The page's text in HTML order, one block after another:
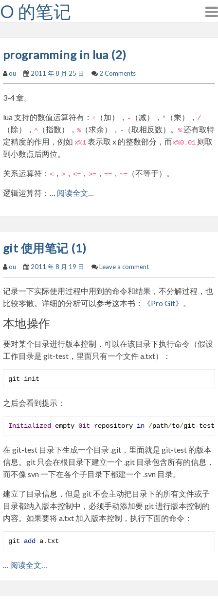
Skip
to
O 的笔记
programming in lua (2)
ou 2011 年 8 月 25 日 2 Comments
3-4 章。
lua 支持的数值运算符有： + （加）， - （减）， * （乘）， /
（除）， ^ （指数）， %（求余）， - （取相反数）。 %还有取特
定精度的作用，例如 x%1表示取 x 的整数部分，而x%0.01 则取
到小数点后两位。
关系运算符： < ， > ， <= ， >= ， == ， ~= （不等于）。
逻辑运算符：… 阅读全文…
git 使用笔记 (1)
ou 2011 年 8 月 19 日 Leave a comment
记录一下实际使用过程中用到的命令和结果，不分解过程，也
比较零散。详细的分析可以参考这本书：
《Pro Git》 。
本地操作
要对某个目录进行版本控制，可以在该目录下执行命令（假设
工作目录是 git-test，里面只有一个文件 a.txt）：
git init
之后会看到提示：
Initialized empty Git repository in /path/to/git-test
在 git-test 目录下生成一个目录 .git，里面就是 git-test 的版本
信息。git 只会在根目录下建立一个 .git 目录包含所有的信息，
而不像 svn 一下在各个子目录下都建一个 .svn 目录。
建立了目录信息，但是 git 不会主动把目录下的所有文件或子
目录都纳入版本控制中，必须手动添加要 git 进行版本控制的
内容。如果要将 a.txt 加入版本控制，执行下面的命令：
git add a. txt
… 阅读全文…